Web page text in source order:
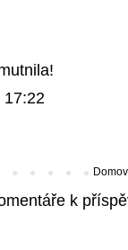
17:22
k